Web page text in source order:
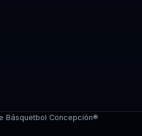
Básquetbol Concepción®